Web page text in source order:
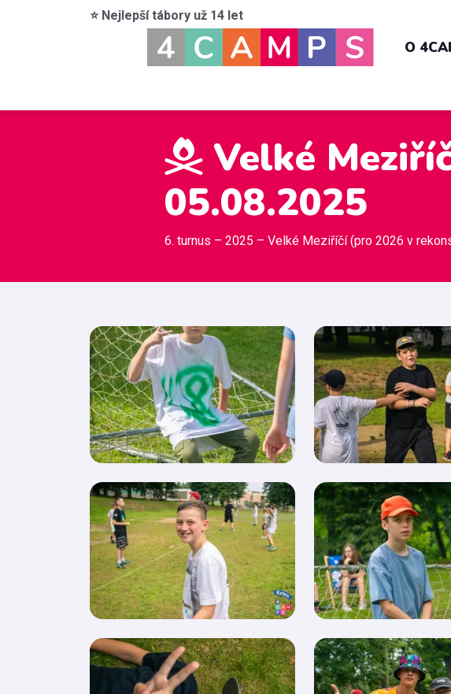
⭐ Nejlepší tábory už 14 let
O
Velké
05.08.2025
6. turnus – 2025 – Velké Meziříčí (pro 2026 v